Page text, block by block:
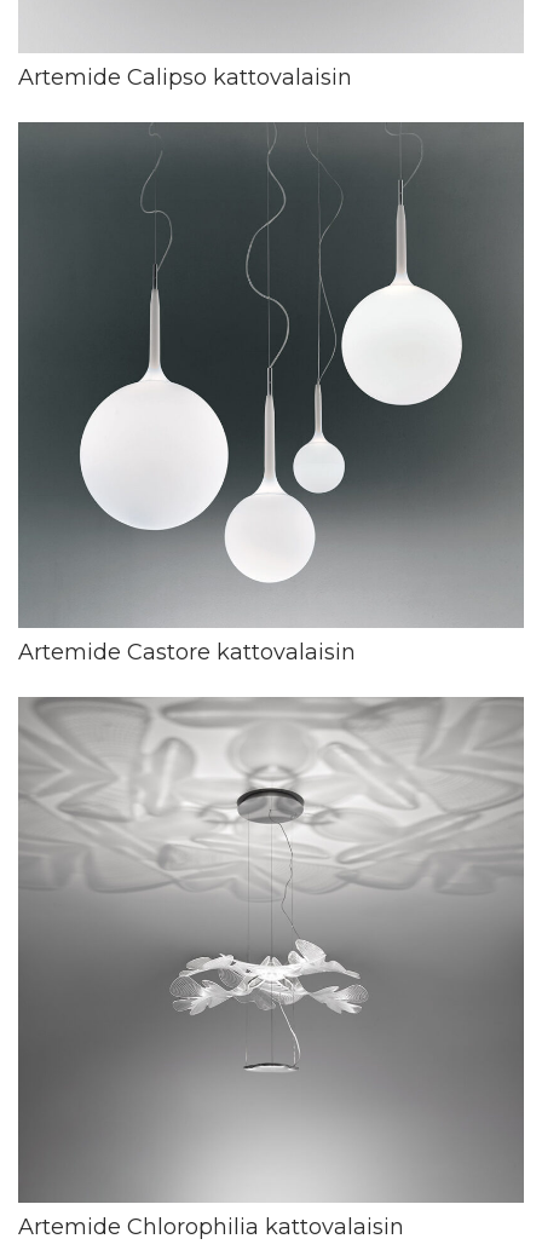
Artemide Calipso kattovalaisin
Artemide Castore kattovalaisin
Artemide Chlorophilia kattovalaisin